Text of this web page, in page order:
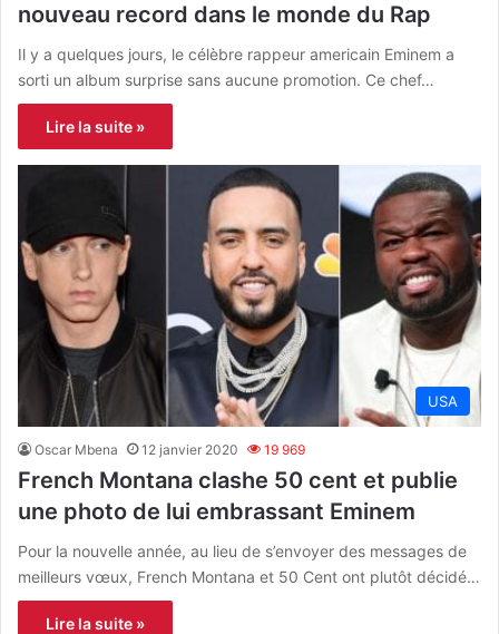
nouveau record dans le monde du Rap
Il y a quelques jours, le célèbre rappeur americain Eminem a
sorti un album surprise sans aucune promotion. Ce chef…
Lire la suite »
USA
Oscar Mbena 12 janvier 2020 19 969
French Montana clashe 50 cent et publie
une photo de lui embrassant Eminem
Pour la nouvelle année, au lieu de s’envoyer des messages de
meilleurs vœux, French Montana et 50 Cent ont plutôt décidé…
Lire la suite »